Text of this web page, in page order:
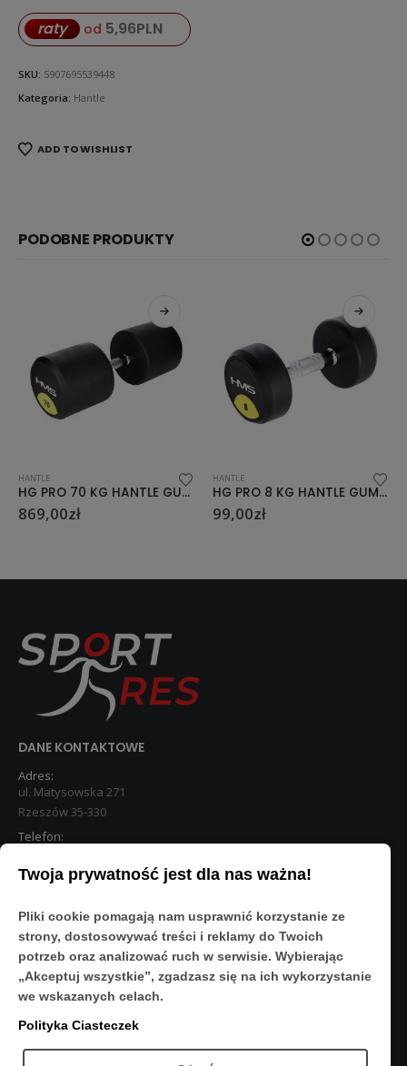
raty od 5,96PLN
SKU: 5907695539448
Kategoria: Hantle
ADD TO WISHLIST
PODOBNE PRODUKTY
HG PRO 70 KG HANTLE GUMOWANE HMS HG PRO 8 KG HANTLE GUMOWANE HMS
99,00 115,01
DANE KONTAKTOWE
Adres:
ul. Matysowska 271
Rzeszów 35-330
Telefon:
STREFA KLIENTA
Moje konto
O Nas
Polityka prywatności
Regulamin
FAQ
OBSERWUJ NAS
Twoja prywatność jest dla nas ważna!
Pliki cookie pomagają nam usprawnić korzystanie ze
strony, dostosowywać treści i reklamy do Twoich
potrzeb oraz analizować ruch w serwisie. Wybierając
„Akceptuj wszystkie”, zgadzasz się na ich wykorzystanie
we wskazanych celach.
Polityka Ciasteczek